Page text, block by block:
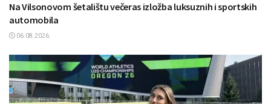
Na Vilsonovom šetalištu večeras izložba luksuznih i sportskih
automobila
06.08.2026.